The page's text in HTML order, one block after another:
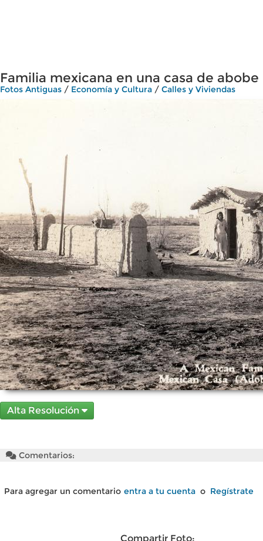
Familia mexicana en una casa de abobe
Fotos Antiguas / Economía y Cultura / Calles y Viviendas
Alta Resolución
Comentarios:
Para agregar un comentario entra a tu cuenta o Regístrate
Compartir Foto: